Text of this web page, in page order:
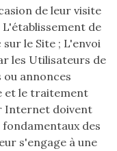
de leur visite
de
le Site ; L'envoi
les Utilisateurs de
annonces
et le traitement
Internet doivent
des
s'engage à une